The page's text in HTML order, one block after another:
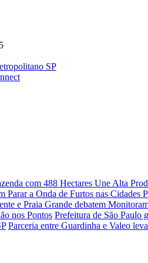
com 488 Hectares Une Alta
Parar a Onda de Furtos nas Cidades
e Praia Grande debatem
nos Pontos Prefeitura de São Paulo
Parceria entre Guardinha e Valeo